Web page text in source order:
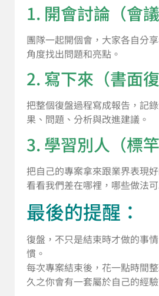
1. 開會討論（會議
團隊一起開個會，大家各自分
角度找出問題和亮點。
2. 寫下來（書面復
把整個復盤過程寫成報告，記
果、問題、分析與改進建議。
3. 學習別人（標竿
把自己的專案拿來跟業界表現
看看我們差在哪裡，哪些做法
最後的提醒：
復盤，不只是結束時才做的事
慣。
每次專案結束後，花一點時間
久之你會有一套屬於自己的經